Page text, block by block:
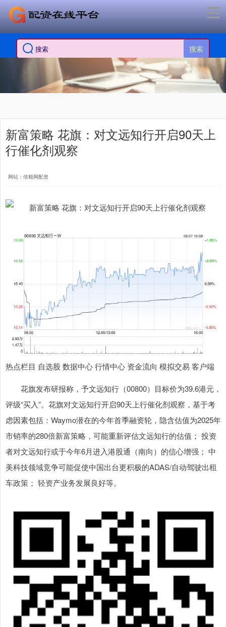
搜索
新富策略 花旗：对文远知行开启90天上
行催化剂观察
网站：倍顺网配资
热点栏目 自选股 数据中心 行情中心 资金流向 模拟交易 客户端
花旗发布研报称，予文远知行（00800）目标价为39.6港元，
评级“买入”。花旗对文远知行开启90天上行催化剂观察，基于考
虑因素包括：Waymo潜在的今年首季融资轮，隐含估值为2025年
市销率的280倍新富策略，可能重新评估文远知行的估值； 投资
者对文远知行或于今年6月进入港股通（南向）的信心增强； 中
美科技领域竞争可能促使中国出台更积极的ADAS/自动驾驶出租
车政策； 轻资产业务发展良好等。